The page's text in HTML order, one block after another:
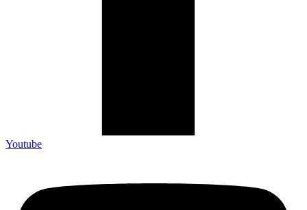
Youtube